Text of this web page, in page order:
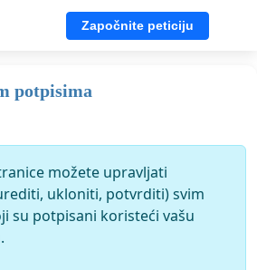
Započnite peticiju
potpisima
možete upravljati
ukloniti, potvrditi) svim
su potpisani koristeći vašu